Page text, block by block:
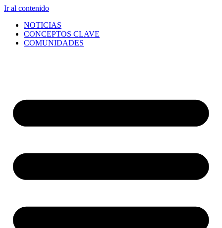
Ir al contenido
NOTICIAS
CONCEPTOS CLAVE
COMUNIDADES